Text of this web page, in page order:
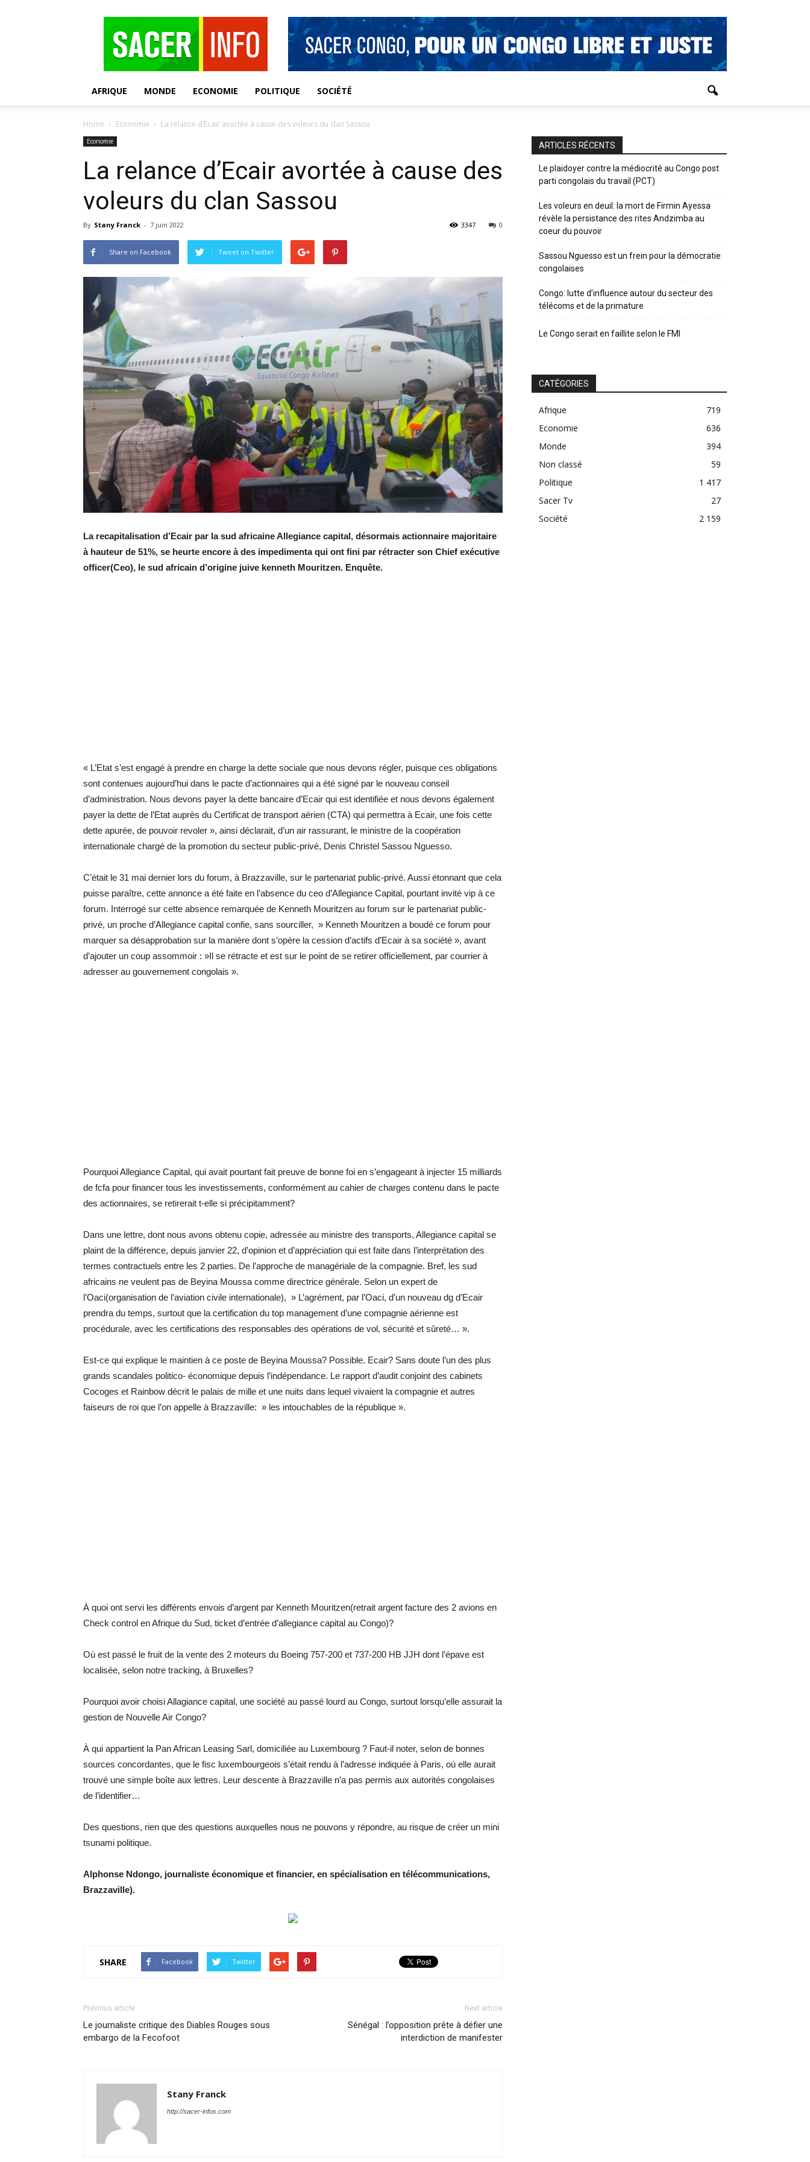
AFRIQUE MONDE ECONOMIE POLITIQUE SOCIÉTÉ
Home Economie La relance d’Ecair avortée à cause des voleurs du clan Sassou
Economie
La relance d’Ecair avortée à cause des
voleurs du clan Sassou
By Stany Franck - 7 juin 2022 0
3347
Share on Facebook Tweet on Twitter
La recapitalisation d’Ecair par la sud africaine Allegiance capital, désormais actionnaire majoritaire
à hauteur de 51%, se heurte encore à des impedimenta qui ont fini par rétracter son Chief exécutive
officer(Ceo), le sud africain d’origine juive kenneth Mouritzen. Enquête.
« L’Etat s’est engagé à prendre en charge la dette sociale que nous devons régler, puisque ces obligations
sont contenues aujourd’hui dans le pacte d’actionnaires qui a été signé par le nouveau conseil
d’administration. Nous devons payer la dette bancaire d’Ecair qui est identifiée et nous devons également
payer la dette de l’Etat auprès du Certificat de transport aérien (CTA) qui permettra à Ecair, une fois cette
dette apurée, de pouvoir revoler », ainsi déclarait, d’un air rassurant, le ministre de la coopération
internationale chargé de la promotion du secteur public-privé, Denis Christel Sassou Nguesso.
C’était le 31 mai dernier lors du forum, à Brazzaville, sur le partenariat public-privé. Aussi étonnant que cela
puisse paraître, cette annonce a été faite en l’absence du ceo d’Allegiance Capital, pourtant invité vip à ce
forum. Interrogé sur cette absence remarquée de Kenneth Mouritzen au forum sur le partenariat public-
privé, un proche d’Allegiance capital confie, sans sourciller, » Kenneth Mouritzen a boudé ce forum pour
marquer sa désapprobation sur la manière dont s’opère la cession d’actifs d’Ecair à sa société », avant
d’ajouter un coup assommoir : »Il se rétracte et est sur le point de se retirer officiellement, par courrier à
adresser au gouvernement congolais ».
Pourquoi Allegiance Capital, qui avait pourtant fait preuve de bonne foi en s’engageant à injecter 15 milliards
de fcfa pour financer tous les investissements, conformément au cahier de charges contenu dans le pacte
des actionnaires, se retirerait t-elle si précipitamment?
Dans une lettre, dont nous avons obtenu copie, adressée au ministre des transports, Allegiance capital se
plaint de la différence, depuis janvier 22, d’opinion et d’appréciation qui est faite dans l’interprétation des
termes contractuels entre les 2 parties. De l’approche de managériale de la compagnie. Bref, les sud
africains ne veulent pas de Beyina Moussa comme directrice générale. Selon un expert de
l’Oaci(organisation de l’aviation civile internationale), » L’agrément, par l’Oaci, d’un nouveau dg d’Ecair
prendra du temps, surtout que la certification du top management d’une compagnie aérienne est
procédurale, avec les certifications des responsables des opérations de vol, sécurité et sûreté… ».
Est-ce qui explique le maintien à ce poste de Beyina Moussa? Possible. Ecair? Sans doute l’un des plus
grands scandales politico- économique depuis l’indépendance. Le rapport d’audit conjoint des cabinets
Cocoges et Rainbow décrit le palais de mille et une nuits dans lequel vivaient la compagnie et autres
faiseurs de roi que l’on appelle à Brazzaville: » les intouchables de la république ».
À quoi ont servi les différents envois d’argent par Kenneth Mouritzen(retrait argent facture des 2 avions en
Check control en Afrique du Sud, ticket d’entrée d’allegiance capital au Congo)?
Où est passé le fruit de la vente des 2 moteurs du Boeing 757-200 et 737-200 HB JJH dont l’épave est
localisée, selon notre tracking, à Bruxelles?
Pourquoi avoir choisi Allagiance capital, une société au passé lourd au Congo, surtout lorsqu’elle assurait la
gestion de Nouvelle Air Congo?
À qui appartient la Pan African Leasing Sarl, domiciliée au Luxembourg ? Faut-il noter, selon de bonnes
sources concordantes, que le fisc luxembourgeois s’était rendu à l’adresse indiquée à Paris, où elle aurait
trouvé une simple boîte aux lettres. Leur descente à Brazzaville n’a pas permis aux autorités congolaises
de l’identifier…
Des questions, rien que des questions auxquelles nous ne pouvons y répondre, au risque de créer un mini
tsunami politique.
Alphonse Ndongo, journaliste économique et financier, en spécialisation en télécommunications,
Brazzaville).
SHARE Facebook Twitter
Previous article
Le journaliste critique des Diables Rouges sous
embargo de la Fecofoot
Next article
Sénégal : l’opposition prête à défier une
interdiction de manifester
Stany Franck
http://sacer-infos.com
ARTICLES RÉCENTS
Le plaidoyer contre la médiocrité au Congo post
parti congolais du travail (PCT)
Les voleurs en deuil: la mort de Firmin Ayessa
révèle la persistance des rites Andzimba au
coeur du pouvoir
Sassou Nguesso est un frein pour la démocratie
congolaises
Congo: lutte d’influence autour du secteur des
télécoms et de la primature
Le Congo serait en faillite selon le FMI
CATÉGORIES
Afrique
719
Economie
636
Monde
394
Non classé
59
Politique
1 417
Sacer Tv
27
Société
2 159